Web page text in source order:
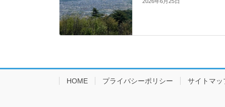
HOME プライバシーポリシー サイトマッ